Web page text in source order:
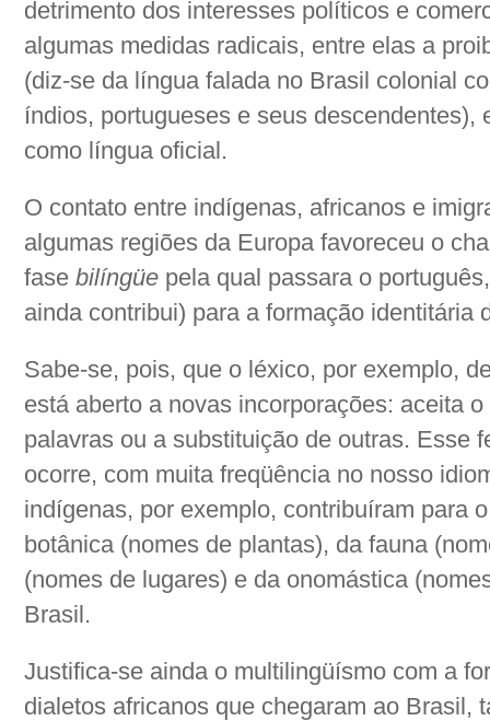
detrimento dos interesses políticos e
algumas medidas radicais, entre elas a
(diz-se da língua falada no Brasil colonial
índios, portugueses e seus descendentes),
como língua oficial.
O contato entre indígenas, africanos e
algumas regiões da Europa favoreceu o
fase bilíngüe pela qual passara o
ainda contribui) para a formação identitária
Sabe-se, pois, que o léxico, por exemplo,
está aberto a novas incorporações: aceita
palavras ou a substituição de outras. Esse
ocorre, com muita freqüência no nosso
indígenas, por exemplo, contribuíram para
botânica (nomes de plantas), da fauna
(nomes de lugares) e da onomástica
Brasil.
Justifica-se ainda o multilingüísmo com a
dialetos africanos que chegaram ao Brasil,